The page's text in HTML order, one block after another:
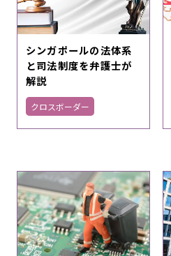
シンガポールの法体系
と司法制度を弁護士が
解説
クロスボーダー